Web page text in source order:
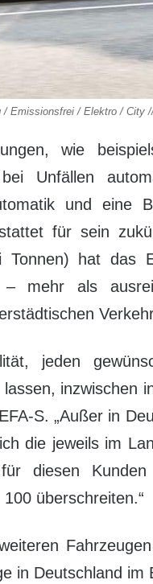
/ Emissionsfrei / Elektro / City
wie
Unfällen
und eine
für sein
hat das
– mehr als
jeden
inzwischen
S. „Außer in
die jeweils im
diesen Kunden
überschreiten.“
in Deutschland im